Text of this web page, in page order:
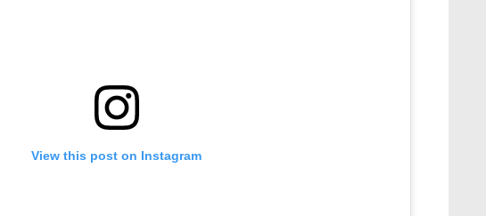
View this post on Instagram